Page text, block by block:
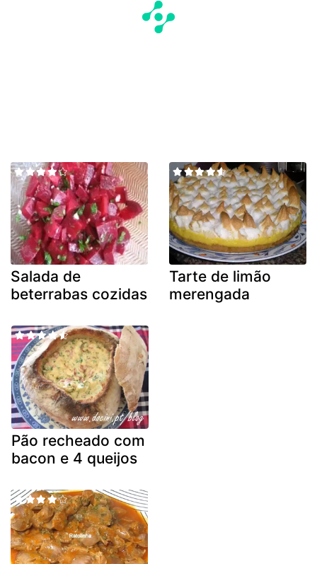
Salada de
beterrabas cozidas
Tarte de limão
merengada
Pão recheado com
bacon e 4 queijos